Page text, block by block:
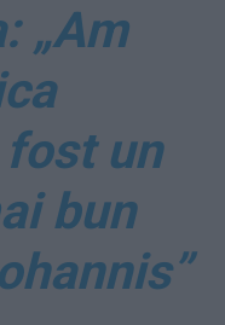
„Am
un
bun